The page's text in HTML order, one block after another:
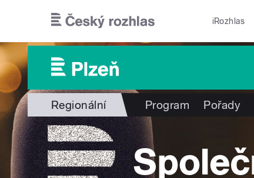
iRozhlas
Regionální Program Pořady